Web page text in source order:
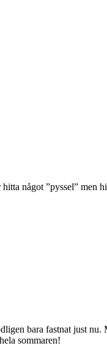
något ”pyssel” men
bara fastnat just
sommaren!